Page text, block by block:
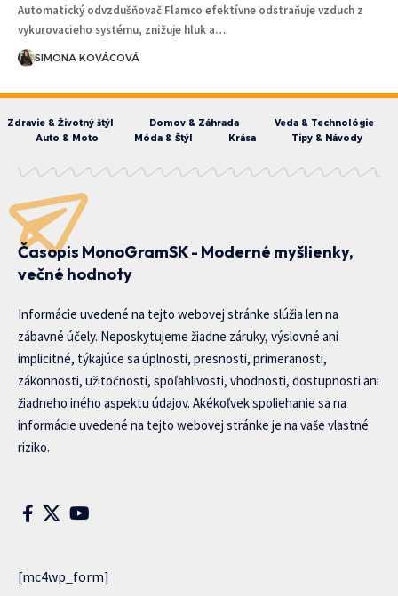
Automatický odvzdušňovač Flamco efektívne odstraňuje vzduch z
vykurovacieho systému, znižuje hluk a…
SIMONA KOVÁCOVÁ
Zdravie & Životný štýl Domov & Záhrada
Veda & Technológie
Auto & Moto
Móda & Štýl Krása Tipy & Návody
Časopis MonoGramSK - Moderné myšlienky,
večné hodnoty
Informácie uvedené na tejto webovej stránke slúžia len na
zábavné účely. Neposkytujeme žiadne záruky, výslovné ani
implicitné, týkajúce sa úplnosti, presnosti, primeranosti,
zákonnosti, užitočnosti, spoľahlivosti, vhodnosti, dostupnosti ani
žiadneho iného aspektu údajov. Akékoľvek spoliehanie sa na
informácie uvedené na tejto webovej stránke je na vaše vlastné
riziko.
[mc4wp_form]